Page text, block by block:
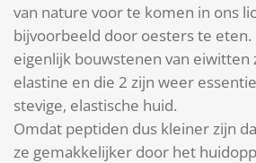
van nature voor te komen in ons
bijvoorbeeld door oesters te eten.
eigenlijk bouwstenen van eiwitten
elastine en die 2 zijn weer
stevige, elastische huid.
Omdat peptiden dus kleiner zijn
ze gemakkelijker door het